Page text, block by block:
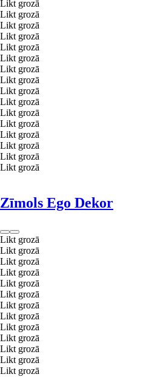
Likt grozā
Likt grozā
Likt grozā
Likt grozā
Likt grozā
Likt grozā
Likt grozā
Likt grozā
Likt grozā
Likt grozā
Likt grozā
Likt grozā
Likt grozā
Likt grozā
Likt grozā
Likt grozā
Zīmols Ego Dekor
Likt grozā
Likt grozā
Likt grozā
Likt grozā
Likt grozā
Likt grozā
Likt grozā
Likt grozā
Likt grozā
Likt grozā
Likt grozā
Likt grozā
Likt grozā